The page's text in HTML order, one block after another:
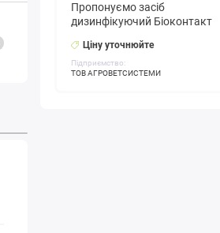
Пропонуємо засіб
дизинфікуючий Біоконтакт
Ціну уточнюйте
Підприємство:
ТОВ АГРОВЕТСИСТЕМИ